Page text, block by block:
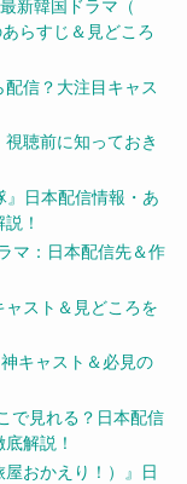
新韓国ドラマ（
らすじ＆見どころ
配信？大注目キャス
聴前に知っておき
日本配信情報・あ
！
マ：日本配信先＆作
ャスト＆見どころを
キャスト＆必見の
で見れる？日本配信
解説！
屋おかえり！）』日